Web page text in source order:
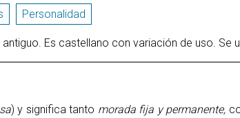
Personalidad
Es castellano con variación de uso. Se
) y significa tanto morada fija y permanente,